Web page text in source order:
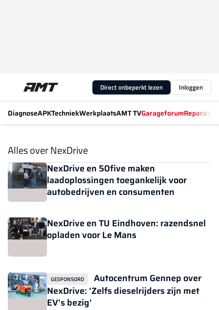
Direct onbeperkt lezen Inloggen
DiagnoseAPKTechniekWerkplaatsAMT TVGarageforum
Alles over NexDrive
NexDrive en 50five maken
laadoplossingen toegankelijk voor
autobedrijven en consumenten
NexDrive en TU Eindhoven: razendsnel
opladen voor Le Mans
GESPONSORD
Autocentrum Gennep over
NexDrive: 'Zelfs dieselrijders zijn met
EV's bezig'